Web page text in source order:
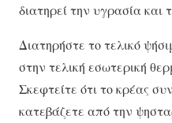
διατηρεί την υγρασία και
Διατηρήστε το τελικό
στην τελική εσωτερική
Σκεφτείτε ότι το κρέας
κατεβάζετε από την